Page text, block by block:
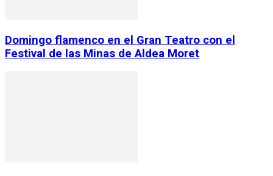
Domingo flamenco en el Gran Teatro con el
Festival de las Minas de Aldea Moret